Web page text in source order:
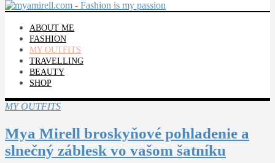
ABOUT ME
FASHION
MY OUTFITS
TRAVELLING
BEAUTY
SHOP
MY OUTFITS
Mya Mirell broskyňové pohladenie a
slnečný záblesk vo vašom šatníku